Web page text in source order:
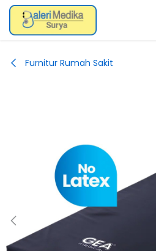
Skip ke Konten
Furnitur Rumah Sakit